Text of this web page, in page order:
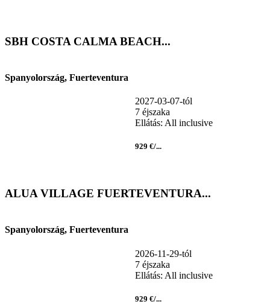
SBH COSTA CALMA BEACH...
Spanyolország, Fuerteventura
2027-03-07-tól
7 éjszaka
Ellátás: All inclusive
929 €/...
ALUA VILLAGE FUERTEVENTURA...
Spanyolország, Fuerteventura
2026-11-29-tól
7 éjszaka
Ellátás: All inclusive
929 €/...